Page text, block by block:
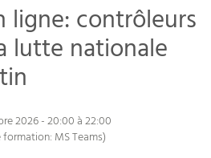
ligne: contrôleurs
lutte nationale
2026 - 20:00 à 22:00
MS Teams)